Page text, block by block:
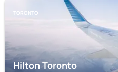
TORONTO
Hilton Toronto